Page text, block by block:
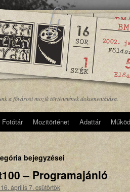
a fővárosi mozik történetének dokumentálása.
Fotótár Mozitörténet Adattár
bejegyzései
– Programajánló
április 7. csütörtök